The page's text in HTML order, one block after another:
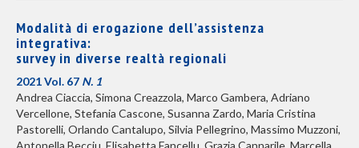
Modalità di erogazione dell’assistenza
integrativa:
survey in diverse realtà regionali
2021 Vol. 67 N. 1
Andrea Ciaccia, Simona Creazzola, Marco Gambera, Adriano
Vercellone, Stefania Cascone, Susanna Zardo, Maria Cristina
Pastorelli, Orlando Cantalupo, Silvia Pellegrino, Massimo Muzzoni,
Antonella Becciu, Elisabetta Fancellu, Grazia Cannarile, Marcella